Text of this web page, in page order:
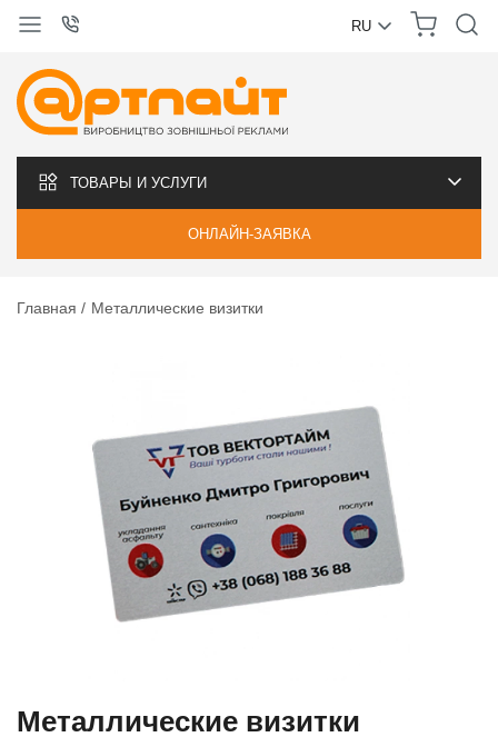
RU
ТОВАРЫ И УСЛУГИ
ОНЛАЙН-ЗАЯВКА
Главная Металлические визитки
Металлические визитки